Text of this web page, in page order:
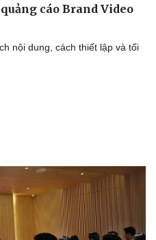
cáo Brand Video
nội dung, cách thiết lập và tối